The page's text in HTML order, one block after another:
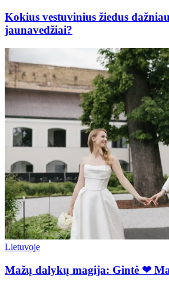
Kokius vestuvinius žiedus
jaunavedžiai?
Lietuvoje
Mažų dalykų magija: Gintė ❤